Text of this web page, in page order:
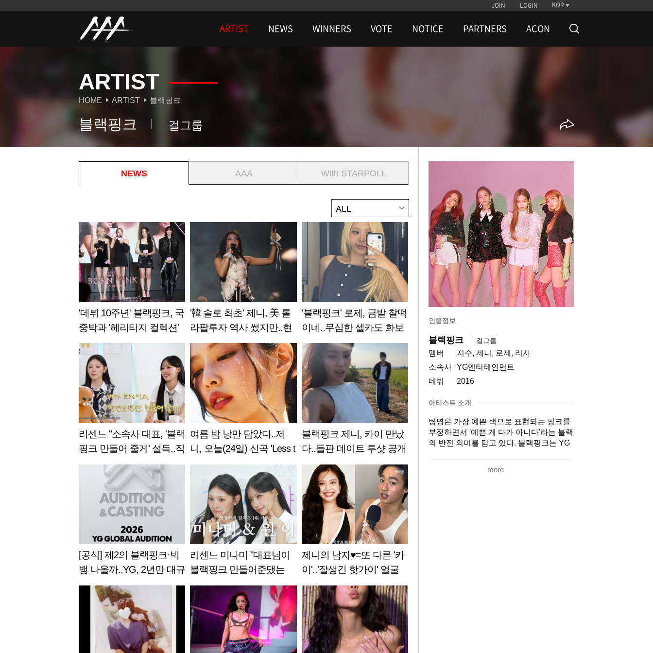
JOIN LOGIN KOR
ARTIST NEWS WINNERS VOTE NOTICE PARTNERS ACON
ARTIST
HOME ARTIST 블랙핑크
블랙핑크 걸그룹
NEWS AAA With STARPOLL
ALL
'데뷔 10주년' 블랙핑크, 국
중박과 '헤리티지 컬렉션'
협업
'韓 솔로 최초' 제니, 美 롤
라팔루자 역사 썼지만..현
지 혹평도 [스타이슈]
'블랙핑크' 로제, 금발 찰떡
이네..무심한 셀카도 화보
리센느 "소속사 대표, '블랙
핑크 만들어 줄게' 설득..직
접 캐스팅"[살롱드립]
여름 밤 낭만 담았다..제
니, 오늘(24일) 신곡 'Less t
han a Lover' 전 세계 동시
발매
블랙핑크 제니, 카이 만났
다..들판 데이트 투샷 공개
[스타이슈]
[공식] 제2의 블랙핑크·빅
뱅 나올까..YG, 2년만 대규
모 글로벌 오디션 진행
리센느 미나미 "대표님이
블랙핑크 만들어준댔는
데"..원이는 '눈물' [살롱드
립]
제니의 남자♥=또 다른 '카
이'..'잘생긴 핫가이' 얼굴
공개 [스타이슈]
인물정보
블랙핑크 걸그룹
멤버
지수, 제니, 로제, 리사
소속사 YG엔터테인먼트
데뷔
2016
아티스트 소개
팀명은 가장 예쁜 색으로 표현되는 핑크를
부정하면서 '예쁜 게 다가 아니다'라는 블랙
의 반전 의미를 담고 있다. 블랙핑크는 YG
서 더 좋은 결과를 만들기 위해 리더를 만들
more